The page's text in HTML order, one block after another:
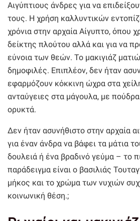
Αιγύπτιους άνδρες για να
τους. Η χρήση καλλυντικών
χρόνια στην αρχαία Αίγυπτο, όπου
δείκτης πλούτου αλλά και για να
εύνοια των θεών. Το μακιγιάζ
δημοφιλές. Επιπλέον, δεν ήταν
εφαρμόζουν κόκκινη ώχρα στα
ανταύγειες στα μάγουλα, με
ορυκτά.
Δεν ήταν ασυνήθιστο στην αρχαία
για έναν άνδρα να βάφει τα μάτια
δουλειά ή ένα βραδινό γεύμα – το
παράδειγμα είναι ο βασιλιάς
μήκος και το χρώμα των νυχιών
κοινωνική θέση.;